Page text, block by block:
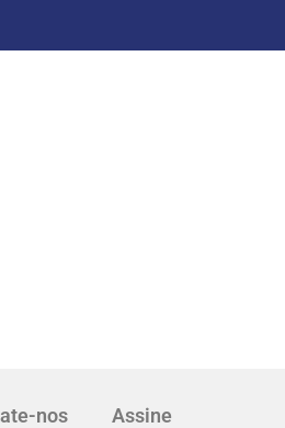
nos Assine